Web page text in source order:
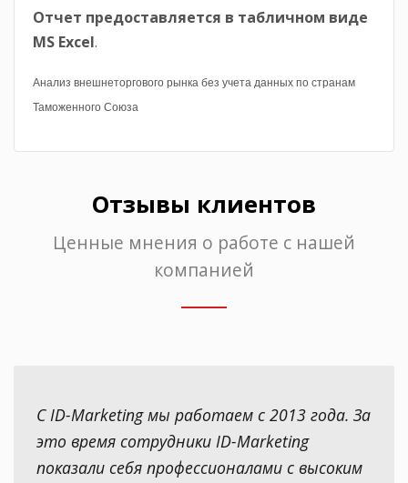
Отчет предоставляется в табличном виде
MS Excel.
Анализ внешнеторгового рынка без учета данных по странам
Таможенного Союза
Отзывы клиентов
Ценные мнения о работе с нашей
компанией
С ID-Marketing мы работаем с 2013 года. За
это время сотрудники ID-Marketing
показали себя профессионалами с высоким